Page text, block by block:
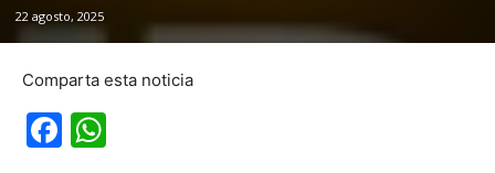
22 agosto, 2025
Comparta esta noticia
Facebook